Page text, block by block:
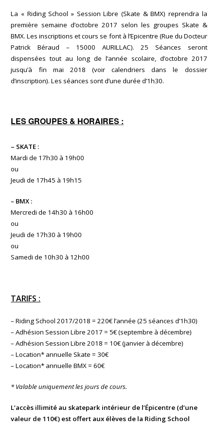
La « Riding School » Session Libre (Skate & BMX) reprendra la
première semaine d’octobre 2017 selon les groupes Skate &
BMX. Les inscriptions et cours se font à l’Epicentre (Rue du Docteur
Patrick Béraud – 15000 AURILLAC). 25 Séances seront
dispensées tout au long de l’année scolaire, d’octobre 2017
jusqu’à fin mai 2018 (voir calendriers dans le dossier
d’inscription). Les séances sont d’une durée d’1h30.
LES GROUPES & HORAIRES :
– SKATE :
Mardi de 17h30 à 19h00
ou
Jeudi de 17h45 à 19h15
– BMX :
Mercredi de 14h30 à 16h00
ou
Jeudi de 17h30 à 19h00
ou
Samedi de 10h30 à 12h00
TARIFS :
– Riding School 2017/2018 = 220€ l’année (25 séances d’1h30)
– Adhésion Session Libre 2017 = 5€ (septembre à décembre)
– Adhésion Session Libre 2018 = 10€ (janvier à décembre)
– Location* annuelle Skate = 30€
– Location* annuelle BMX = 60€
* Valable uniquement les jours de cours.
L’accès illimité au skatepark intérieur de l’Épicentre (d’une
valeur de 110€) est offert aux élèves de la Riding School